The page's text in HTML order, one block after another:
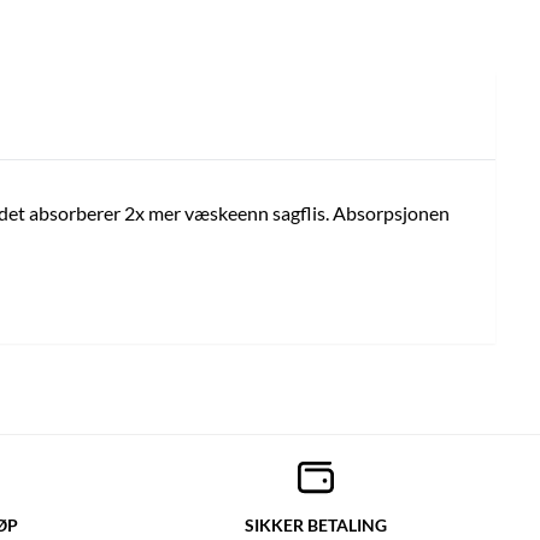
absorberer 2x mer væskeenn sagflis. Absorpsjonen
SIKKER BETALING